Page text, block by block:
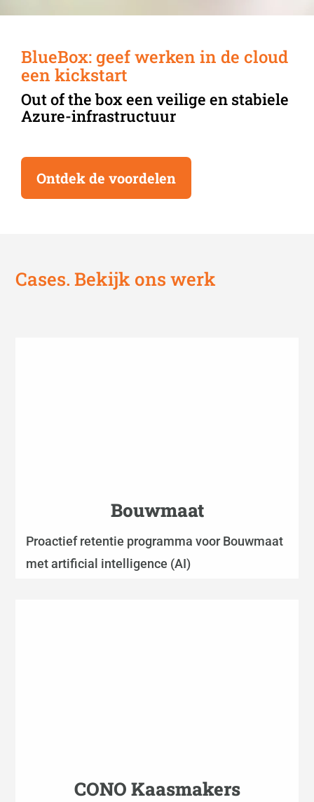
BlueBox: geef werken in de cloud
een kickstart
Out of the box een veilige en stabiele
Azure-infrastructuur
Ontdek de voordelen
Cases. Bekijk ons werk
Bouwmaat
Proactief retentie programma voor Bouwmaat
met artificial intelligence (AI)
CONO Kaasmakers